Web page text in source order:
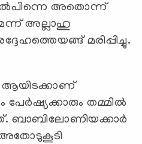
അതൊന്ന്
അല്ലാഹു
മരിപ്പിച്ചു.
ആയിടക്കാണ്
തമ്മില്‍
ബാബിലോണിയക്കാര്‍
അതോടുകൂടി